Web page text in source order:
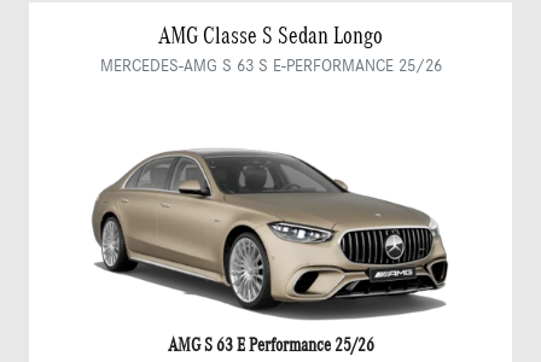
AMG Classe S Sedan Longo
MERCEDES-AMG S 63 S E-PERFORMANCE 25/26
AMG S 63 E Performance 25/26